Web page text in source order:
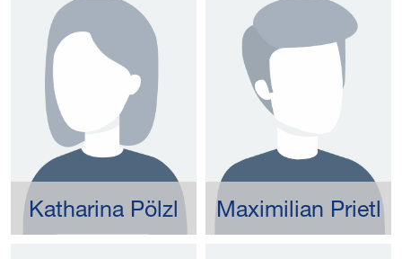
Katharina Pölzl Maximilian Prietl